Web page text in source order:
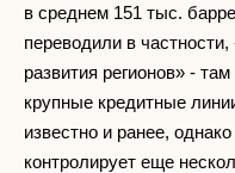
в среднем 151 тыс.
переводили в
развития регионов» -
крупные кредитные
известно и ранее,
контролирует еще